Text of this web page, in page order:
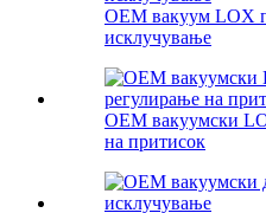
OEM вакуум LOX
исклучување
OEM вакуумски
на притисок